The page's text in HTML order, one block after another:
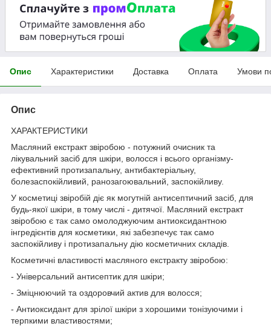
Опис Характеристики Доставка Оплата Умови
Опис
ХАРАКТЕРИСТИКИ
Масляний екстракт звіробою - потужний очисник та
лікувальний засіб для шкіри, волосся і всього організму-
ефективний протизапальну, антибактеріальну,
болезаспокійливий, ранозагоювальний, заспокійливу.
У косметиці звіробій діє як могутній антисептичний засіб, для
будь-якої шкіри, в тому числі - дитячої. Масляний екстракт
звіробою є так само омолоджуючим антиоксидантною
інгредієнтів для косметики, які забезпечує так само
заспокійливу і протизапальну дію косметичних складів.
Косметичні властивості масляного екстракту звіробою:
- Універсальний антисептик для шкіри;
- Зміцнюючий та оздоровчий актив для волосся;
- Антиоксидант для зрілої шкіри з хорошими тонізуючими і
терпкими властивостями;